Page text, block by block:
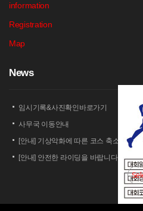
information
Registration
Map
News
임시기록&사진확인바로가기
사무국 이동안내
[안내] 기상악화에 따른 코스 축소 운영
[안내] 안전한 라이딩을 바랍니다
[안내] 상남 부녀회 김밥 단체주문 및 먹
2026 세나 설악그란폰도 보험 가입 안내